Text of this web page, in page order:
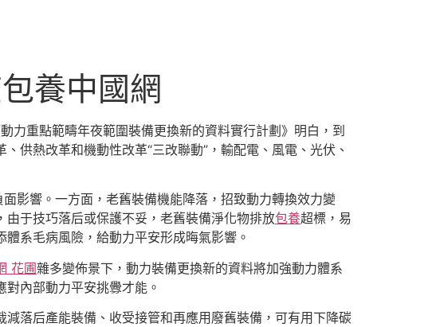
養中國網
力重點範疇年夜範圍裝備更換新的資料實行計劃》明白，到
供熱改革和機動性改革“三改聯動”，輸配電、風電、光伏、
影響。一方面，老舊裝備機能降落，招致動力轉換效力變
于技巧落后或保護不妥，老舊裝備淨化物排放包養超標，易
系毛病風險，給動力平安形成晦氣影響。
花圃雜多變佈景下，動力裝備更換新的資料將加強動力體系
內部動力平安挑釁才能。
落后產能裝備、收受接管和再應用廢舊裝備，可有用下降碳